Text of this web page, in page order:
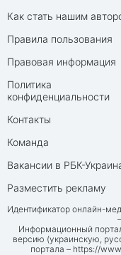
Как стать нашим
Правила пользования
Правовая информация
Политика
конфиденциальности
Контакты
Команда
Вакансии в РБК-
Разместить рекламу
Идентификатор онлайн-
Информационный
версию (украинскую,
портала – https://